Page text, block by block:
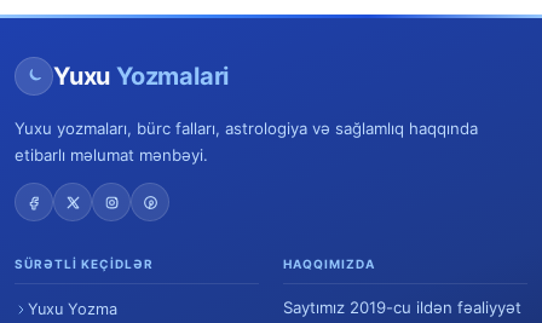
Yuxu Yozmalari
Yuxu yozmaları, bürc falları, astrologiya və sağlamlıq haqqında
etibarlı məlumat mənbəyi.
SÜRƏTLI KEÇIDLƏR
Yuxu Yozma
HAQQIMIZDA
Saytımız 2019-cu ildən fəaliyyət